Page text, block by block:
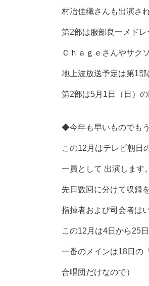
村冶佳織さんも出演さ
第2部は服部良一メド
Ｃｈａｇｅさんやサク
地上波放送予定は第1
第2部は5月1日（日）の
◆今年も早いものでもう
この12月はテレビ朝日
一員として 出演します。
先日数回に分けて収録
指揮者および司会者は
この12月は4日から25
一番のメインは18日の
合唱団だけなので）